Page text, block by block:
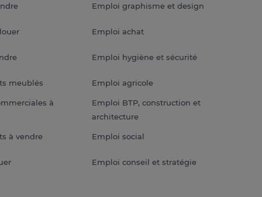
meublés
à
à vendre
Emploi graphisme et design
Emploi achat
Emploi hygiène et sécurité
Emploi agricole
Emploi BTP, construction et
architecture
Emploi social
Emploi conseil et stratégie